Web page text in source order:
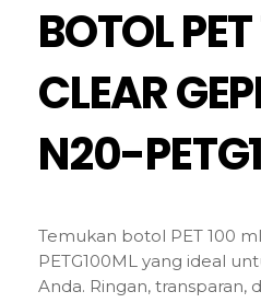
BOTOL
CLEAR
N20-
Temukan botol PET 100
PETG100ML yang ideal
Anda. Ringan, transparan,